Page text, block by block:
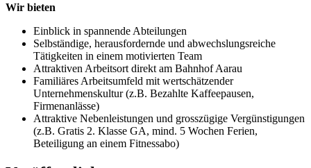
Wir bieten
Einblick in spannende Abteilungen
Selbständige, herausfordernde und abwechslungsreiche
Tätigkeiten in einem motivierten Team
Attraktiven Arbeitsort direkt am Bahnhof Aarau
Familiäres Arbeitsumfeld mit wertschätzender
Unternehmenskultur (z.B. Bezahlte Kaffeepausen,
Firmenanlässe)
Attraktive Nebenleistungen und grosszügige Vergünstigungen
(z.B. Gratis 2. Klasse GA, mind. 5 Wochen Ferien,
Beteiligung an einem Fitnessabo)